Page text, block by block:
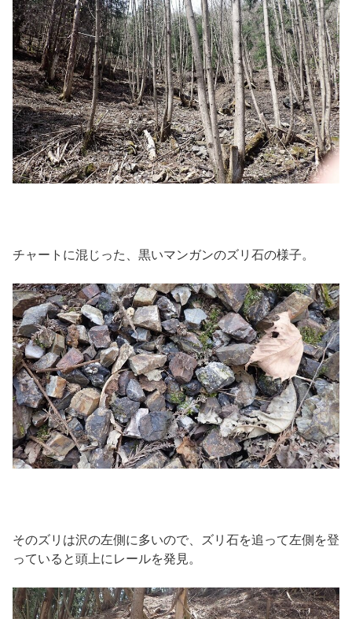
チャートに混じった、黒いマンガンのズリ石の様子。
そのズリは沢の左側に多いので、ズリ石を追って左側を登
っていると頭上にレールを発見。